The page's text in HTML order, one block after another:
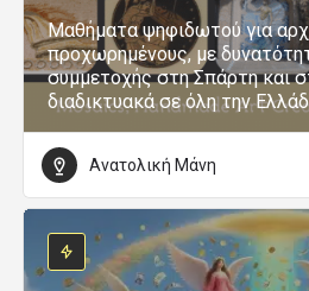
Μαθήματα ψηφιδωτού για
προχωρημένους, με
συμμετοχής στη Σπάρτη και
διαδικτυακά σε όλη την
Ανατολική Μάνη